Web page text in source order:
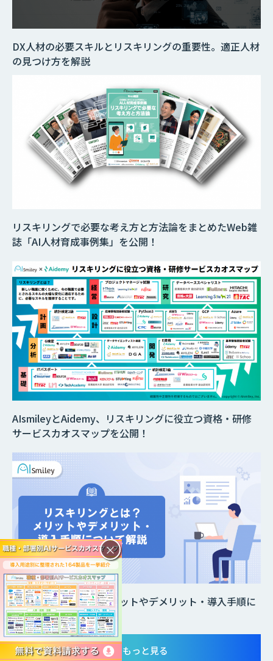
リスキリングで必要な考え方と方法論をまとめたWeb雑
誌「AI人材育成事例集」を公開！
AIsmileyとAidemy、リスキリングに役立つ資格・研修
サービスカオスマップを公開！
リスキリングとは？メリットやデメリット・導入手順に
ついて解説
DX人材の必要スキルとリスキリングの重要性。適正人材
の見つけ方を解説
もっと見る
×